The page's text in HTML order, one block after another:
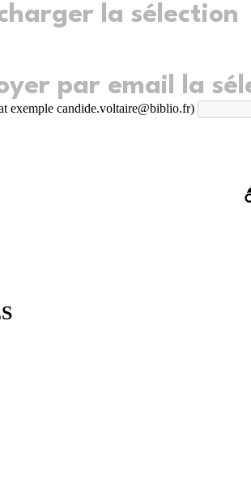
la sélection
par email la
exemple candide.voltaire@biblio.fr)